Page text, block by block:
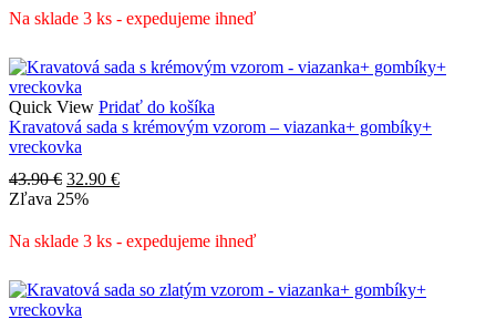
43.90 €.
32.90 €.
Na sklade 3 ks - expedujeme ihneď
Quick View Pridať do košíka
Kravatová sada s krémovým vzorom – viazanka+ gombíky+
vreckovka
43.90€ Pôvodná
cena
43.90 €.
32.90 €Aktuálna
32.90 €.
Zľava 25%
Na sklade 3 ks - expedujeme ihneď